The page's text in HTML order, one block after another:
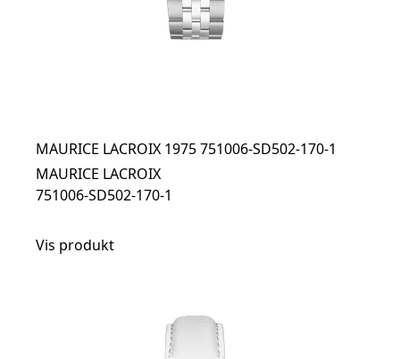
MAURICE LACROIX 1975 751006-SD502-170-1
MAURICE LACROIX
751006-SD502-170-1
Vis produkt